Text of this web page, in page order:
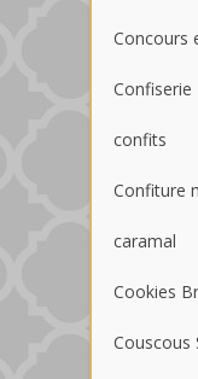
Concours
Confiserie
confits
Confiture
caramal
Cookies
Couscous